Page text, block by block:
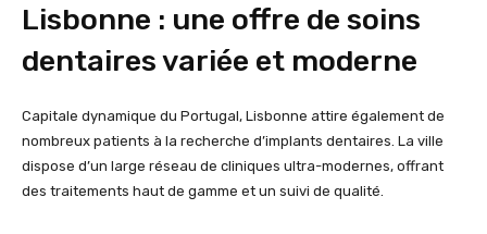
Lisbonne : une offre de soins
dentaires variée et moderne
Capitale dynamique du Portugal, Lisbonne attire également de
nombreux patients à la recherche d’implants dentaires. La ville
dispose d’un large réseau de cliniques ultra-modernes, offrant
des traitements haut de gamme et un suivi de qualité.